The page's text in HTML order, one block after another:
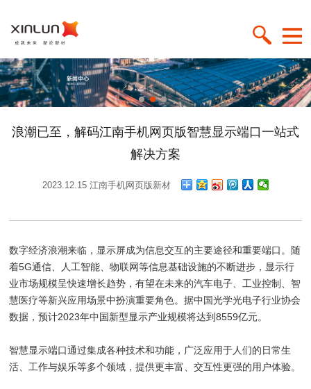
浪潮已至，解码江南手机网页版智慧显示端口一站式
解决方案
2023.12.15 江南手机网页版新材
数字经济浪潮来临，显示屏成为信息交互的主要途径和重要端口。随
着5G通信、人工智能、物联网等信息基础设施的不断进步，显示行
业市场规模呈快速增长趋势，有望在未来的汽车电子、工业控制、智
慧医疗等新兴应用场景中扮演重要角色。据中国光学光电子行业协会
数据，预计2023年中国新型显示产业规模将达到8559亿元。
智慧显示端口通过集成各种技术和功能，广泛应用于人们的日常生
活、工作与娱乐等多个领域，提供更丰富、交互性更强的用户体验。